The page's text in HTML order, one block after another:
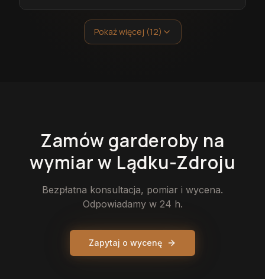
Pokaż więcej (12)
Zamów garderoby na
wymiarw Lądku-Zdroju
Bezpłatna konsultacja, pomiar i wycena.
Odpowiadamy w 24 h.
Zapytaj o wycenę